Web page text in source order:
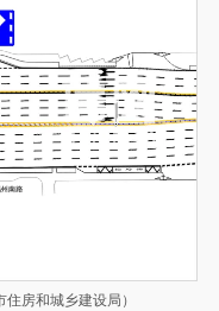
房和城乡建设局）